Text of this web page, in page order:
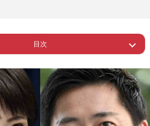
目次
ー 候補者の姿なき選挙ポスターが波紋